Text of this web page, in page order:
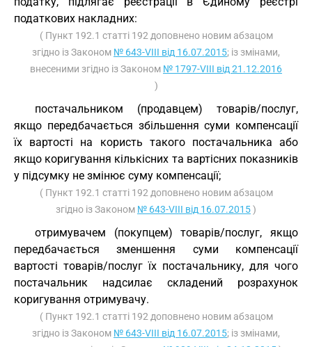
податкових накладних:
( Пункт 192.1 статті 192 доповнено новим абзацом
згідно із Законом № 643-VIII від 16.07.2015; із змінами,
внесеними згідно із Законом № 1797-VIII від 21.12.2016
)
постачальником (продавцем) товарів/послуг,
якщо передбачається збільшення суми компенсації
їх вартості на користь такого постачальника або
якщо коригування кількісних та вартісних показників
у підсумку не змінює суму компенсації;
( Пункт 192.1 статті 192 доповнено новим абзацом
згідно із Законом № 643-VIII від 16.07.2015)
отримувачем (покупцем) товарів/послуг, якщо
передбачається зменшення суми компенсації
вартості товарів/послуг їх постачальнику, для чого
постачальник надсилає складений розрахунок
коригування отримувачу.
( Пункт 192.1 статті 192 доповнено новим абзацом
згідно із Законом № 643-VIII від 16.07.2015; із змінами,